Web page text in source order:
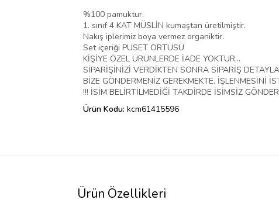
%100 pamuktur.
1. sınıf 4 KAT MÜSLİN kumaştan üretilmiştir.
Nakış iplerimiz boya vermez organiktir.
Set içeriği PUSET ÖRTÜSÜ
KİŞİYE ÖZEL ÜRÜNLERDE İADE YOKTUR...
SİPARİŞİNİZİ VERDİKTEN SONRA SİPARİŞ
BİZE GÖNDERMENİZ GEREKMEKTE. İŞLENMESİNİ
!!! İSİM BELİRTİLMEDİĞİ TAKDİRDE İSİMSİZ
Ürün Kodu: kcm61415596
Ürün Özellikleri